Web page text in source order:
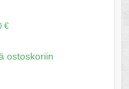
€
ostoskoriin